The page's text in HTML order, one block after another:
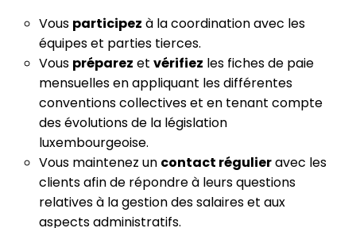
Vous participez à la coordination avec les
équipes et parties tierces.
Vous préparez et vérifiez les fiches de paie
mensuelles en appliquant les différentes
conventions collectives et en tenant compte
des évolutions de la législation
luxembourgeoise.
Vous maintenez un contact régulieravec les
clients afin de répondre à leurs questions
relatives à la gestion des salaires et aux
aspects administratifs.